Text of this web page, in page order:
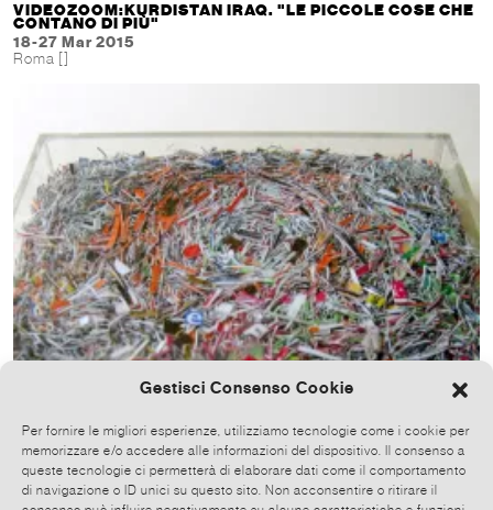
Gestisci Consenso Cookie
Per fornire le migliori esperienze, utilizziamo tecnologie come i cookie per
memorizzare e/o accedere alle informazioni del dispositivo. Il consenso a
queste tecnologie ci permetterà di elaborare dati come il comportamento
di navigazione o ID unici su questo sito. Non acconsentire o ritirare il
VIDEOZOOM:KURDISTAN IRAQ. "LE PICCOLE COSE CHE
CONTANO DI PIÙ"
18-27 Mar 2015
Roma []